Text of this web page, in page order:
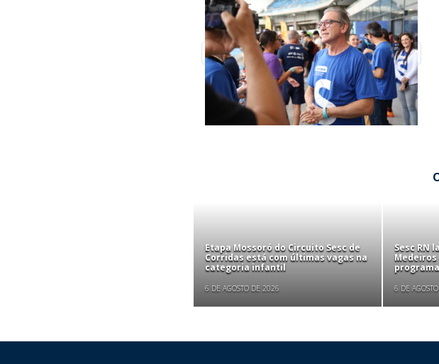
Etapa Mossoró do Circuito Sesc de
Corridas está com últimas vagas na
categoria infantil
6 DE AGOSTO DE 2026
Sesc RN
Medeiros
6 DE